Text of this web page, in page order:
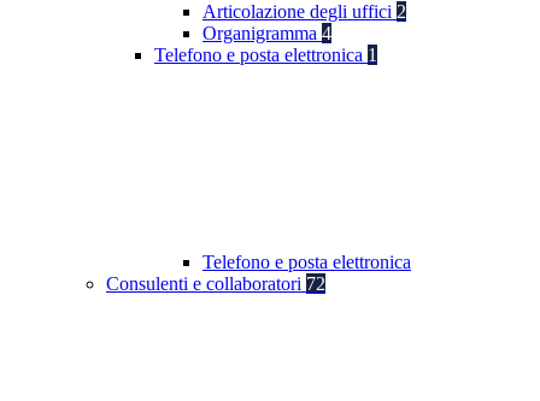
Articolazione degli uffici 2
Organigramma 4
Telefono e posta elettronica 1
Telefono e posta elettronica
Consulenti e collaboratori 72